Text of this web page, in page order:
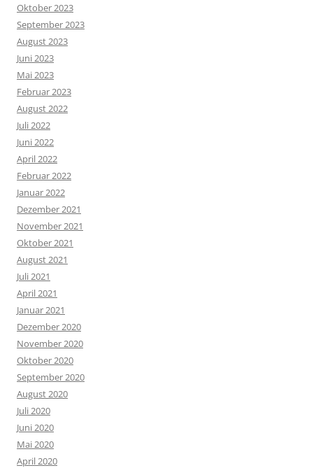
Oktober 2023
September 2023
August 2023
Juni 2023
Mai 2023
Februar 2023
August 2022
Juli 2022
Juni 2022
April 2022
Februar 2022
Januar 2022
Dezember 2021
November 2021
Oktober 2021
August 2021
Juli 2021
April 2021
Januar 2021
Dezember 2020
November 2020
Oktober 2020
September 2020
August 2020
Juli 2020
Juni 2020
Mai 2020
April 2020